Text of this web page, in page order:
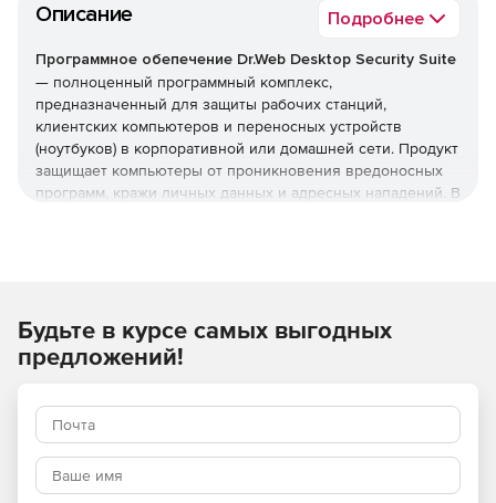
Описание Подробнее
Программное обепечение Dr.Web Desktop Security Suite
— полноценный программный комплекс,
предназначенный для защиты рабочих станций,
клиентских компьютеров и переносных устройств
(ноутбуков) в корпоративной или домашней сети. Продукт
защищает компьютеры от проникновения вредоносных
программ, кражи личных данных и адресных нападений. В
Преимущества Dr.Web Desktop
Наличие сертификатов
Dr.Web Desktop Security Suite имеет сертификаты
соответствия ФСТЭК России и ФСБ. Это означает, что
Будьте в курсе самых выгодных
предложений!